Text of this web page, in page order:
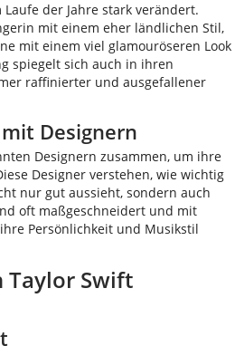
Laufe der Jahre stark verändert.
mit einem eher ländlichen Stil,
mit einem viel glamouröseren Look
spiegelt sich auch in ihren
raffinierter und ausgefallener
Designern
Designern zusammen, um ihre
Designer verstehen, wie wichtig
nur gut aussieht, sondern auch
oft maßgeschneidert und mit
Persönlichkeit und Musikstil
Taylor Swift